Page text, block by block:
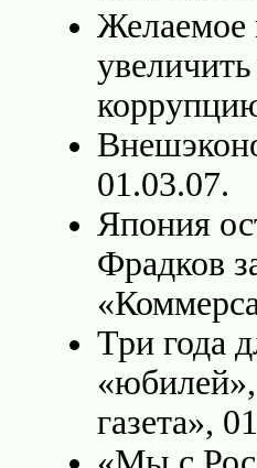
Желаемое
01.03.07.
Япония
Фрадков
Три года
газета»,